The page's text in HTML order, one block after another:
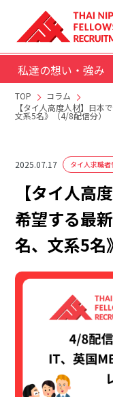
私達の想い・強み
TOP
コラム
【タイ人高度人材】日本
文系5名》（4/8配信分）
2025.07.17 タイ人求職者
【タイ人高
希望する最
名、文系5名